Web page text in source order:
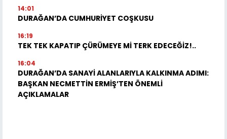
14:01
DURAĞAN’DA CUMHURİYET COŞKUSU
16:19
TEK TEK KAPATIP ÇÜRÜMEYE Mİ TERK EDECEĞİZ!..
16:04
DURAĞAN’DA SANAYİ ALANLARIYLA KALKINMA ADIMI:
BAŞKAN NECMETTİN ERMİŞ’TEN ÖNEMLİ
AÇIKLAMALAR